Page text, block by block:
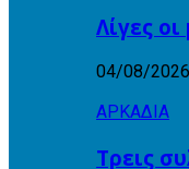
Λίγες
04/08/2026
ΑΡΚΑΔΙΑ
Τρεις